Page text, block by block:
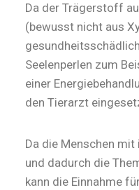
Da der Trägerstoff
(bewusst nicht aus
Seelenperlen zum
einer
den Tierarzt
Da die Menschen mit
und dadurch die
kann die Einnahme